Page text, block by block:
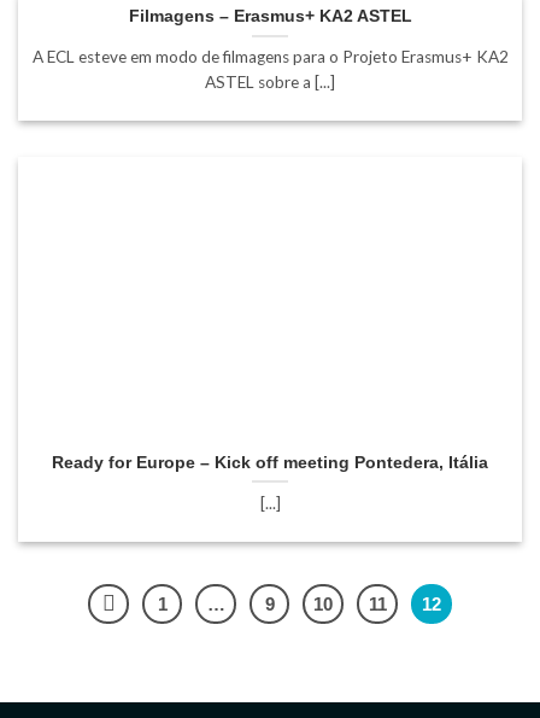
Filmagens – Erasmus+ KA2 ASTEL
A ECL esteve em modo de filmagens para o Projeto Erasmus+ KA2
ASTEL sobre a [...]
Ready for Europe – Kick off meeting Pontedera, Itália
[...]
1 … 9 10 11 12